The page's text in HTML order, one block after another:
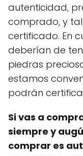
autenticidad,
comprado, y
certificado. En
deberían de
piedras
estamos
podrán
Si vas a
siempre y
comprar es